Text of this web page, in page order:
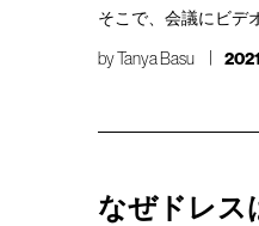
そこで、会議にビデ
byTanya Basu
なぜドレス